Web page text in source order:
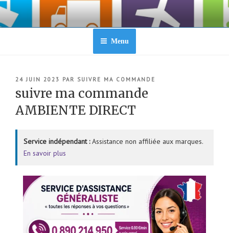
Aller
contenu
Menu
PUBLIÉ
24 JUIN 2023 PAR SUIVRE MA COMMANDE
suivre ma commande
AMBIENTE DIRECT
Service indépendant :Assistance non affiliée aux marques.
En savoir plus